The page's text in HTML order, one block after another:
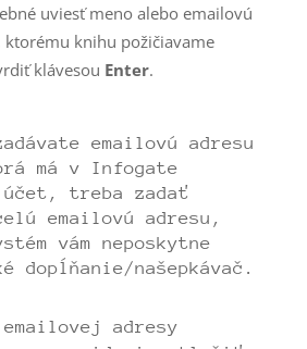
uviesť meno alebo emailovú
ktorému knihu požičiavame
klávesou Enter.
emailovú adresu
má v Infogate
účet, treba zadať
emailovú adresu,
vám neposkytne
dopĺňanie/našepkávač.
adresy